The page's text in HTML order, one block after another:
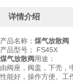
详情介绍
产品名称： 煤气放散阀
产品型号； FS45X
煤气放散阀 用途：
由阀座，阀盖，下壳，
性能好，操作方便。工